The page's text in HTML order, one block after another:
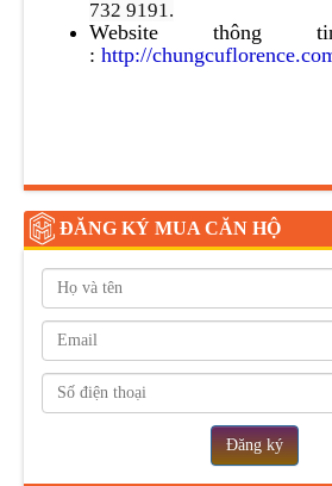
732 9191.
Website
:http://
ĐĂNG KÝ MUA CĂN HỘ
Đăng ký